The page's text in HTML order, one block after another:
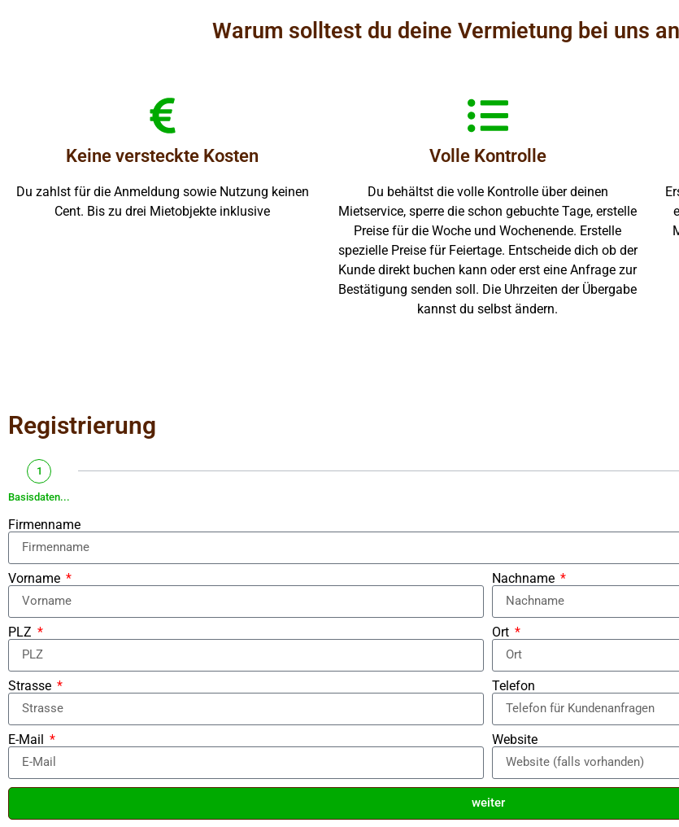
Warum solltest du deine Vermietung bei uns
Keine versteckte Kosten
Du zahlst für die Anmeldung sowie Nutzung keinen
Cent. Bis zu drei Mietobjekte inklusive
Volle Kontrolle
Du behältst die volle Kontrolle über deinen
Mietservice, sperre die schon gebuchte Tage, erstelle
Preise für die Woche und Wochenende. Erstelle
spezielle Preise für Feiertage. Entscheide dich ob der
Kunde direkt buchen kann oder erst eine Anfrage zur
Bestätigung senden soll. Die Uhrzeiten der Übergabe
kannst du selbst ändern.
Registrierung
1
Basisdaten...
Firmenname
Vorname Nachname
PLZ Ort
Strasse Telefon
E-Mail Website
weiter